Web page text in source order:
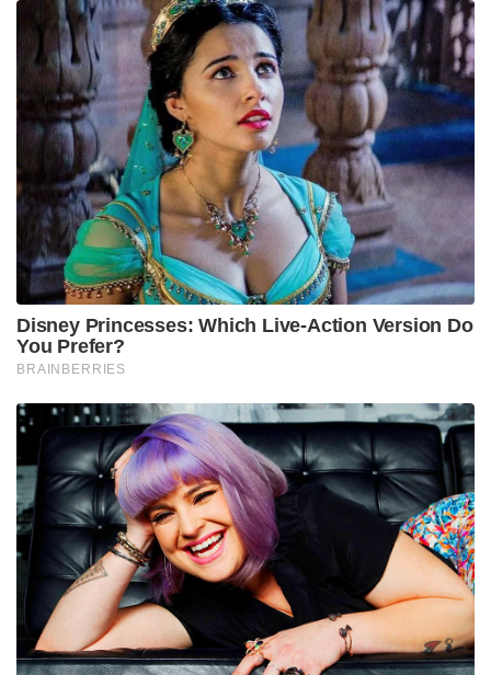
Disney Princesses: Which Live-Action Version Do
You Prefer?
BRAINBERRIES